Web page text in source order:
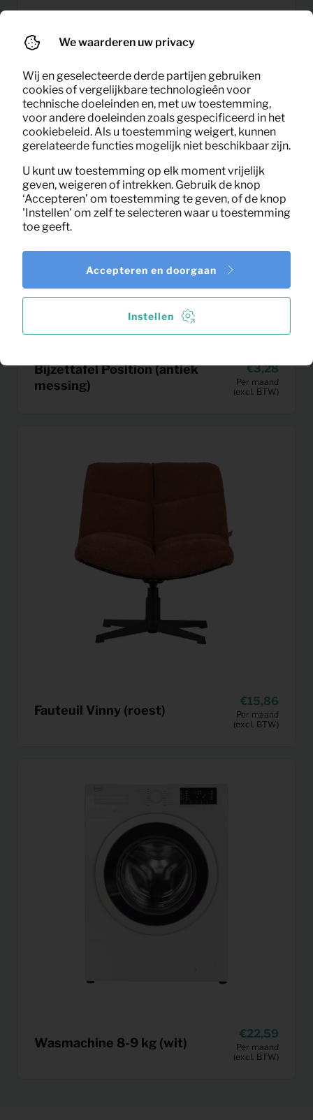
Bankje Sara fluweel (warm
groen)
Bijzettafel Position (antiek
messing)
3,28
Per maand
(excl. BTW)
Fauteuil Vinny (roest)
15,86
Per maand
(excl. BTW)
Wasmachine 8-9 kg (wit)
22,59
Per maand
(excl. BTW)
We waarderen uw privacy
Wij en geselecteerde derde partijen gebruiken
cookies of vergelijkbare technologieën voor
technische doeleinden en, met uw toestemming,
voor andere doeleinden zoals gespecificeerd in het
cookiebeleid. Als u toestemming weigert, kunnen
gerelateerde functies mogelijk niet beschikbaar zijn.
U kunt uw toestemming op elk moment vrijelijk
geven, weigeren of intrekken. Gebruik de knop
‘Accepteren’ om toestemming te geven, of de knop
'Instellen' om zelf te selecteren waar u toestemming
toe geeft.
Instellen
Accepteren en doorgaan